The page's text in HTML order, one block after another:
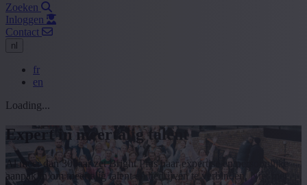
Zoeken
Inloggen
Contact
nl
fr
en
Loading...
Expert in meertalig talent
Al meer dan 30 jaar zet Bright Plus haar expertise en persoonlijke
aanpak in om meertalig talent en bedrijven te verbinden. Niet met